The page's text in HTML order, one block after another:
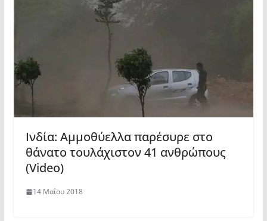
Ινδία: Αμμοθύελλα παρέσυρε στο
θάνατο τουλάχιστον 41 ανθρώπους
(Video)
14 Μαΐου 2018